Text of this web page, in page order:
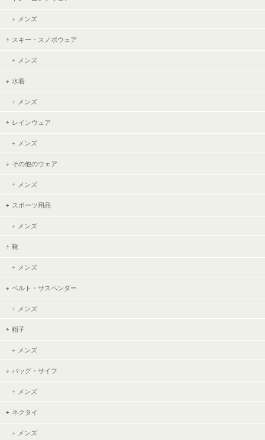
メンズ
スキー・スノボウェア
メンズ
水着
メンズ
レインウェア
メンズ
その他のウェア
メンズ
スポーツ用品
メンズ
靴
メンズ
ベルト・サスペンダー
メンズ
帽子
メンズ
バッグ・サイフ
メンズ
ネクタイ
メンズ